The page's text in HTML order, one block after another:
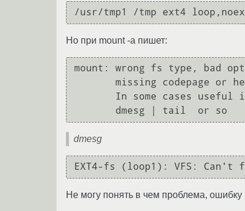
/usr/tmp1 /tmp ext4
Но при mount -a пишет:
mount: wrong fs type, bad
       dmesg | tail  or so
dmesg
EXT4-fs (loop1): VFS: Can't
Не могу понять в чем проблема, ошибку